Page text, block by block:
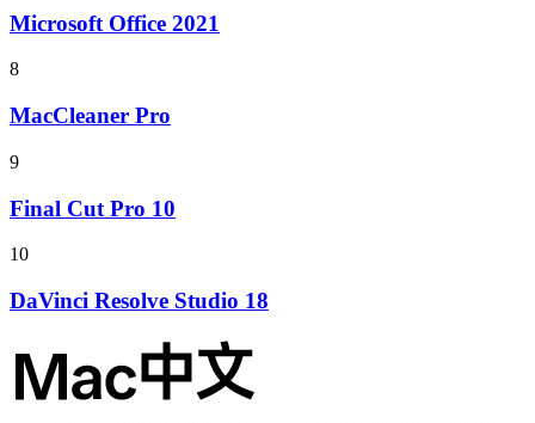
Microsoft Office 2021
8
MacCleaner Pro
9
Final Cut Pro 10
10
DaVinci Resolve Studio 18